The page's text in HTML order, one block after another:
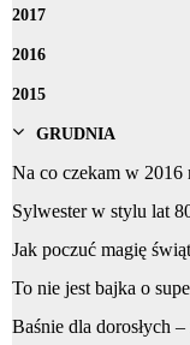
2017
2016
2015
GRUDNIA
Na co czekam w
Sylwester w stylu lat
Jak poczuć magię
To nie jest bajka o
Baśnie dla dorosłych